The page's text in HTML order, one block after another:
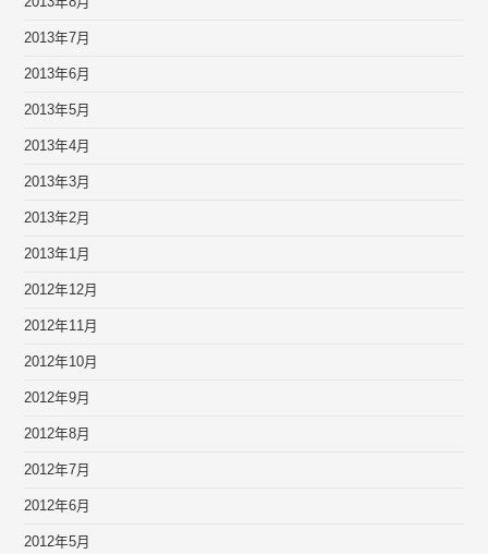
2013年7月
2013年6月
2013年5月
2013年4月
2013年3月
2013年2月
2013年1月
2012年12月
2012年11月
2012年10月
2012年9月
2012年8月
2012年7月
2012年6月
2012年5月